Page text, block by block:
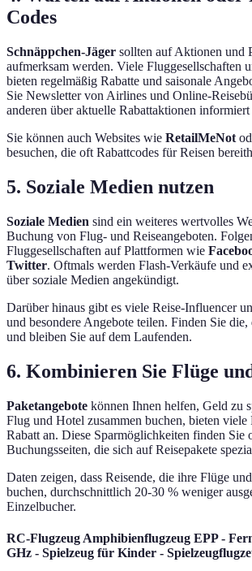
Codes
Schnäppchen-Jäger sollten auf Aktionen und
aufmerksam werden. Viele Fluggesellschaften
bieten regelmäßig Rabatte und saisonale
Sie Newsletter von Airlines und Online-
anderen über aktuelle Rabattaktionen
Sie können auch Websites wie RetailMeNot
besuchen, die oft Rabattcodes für Reisen
5. Soziale Medien nutzen
Soziale Medien sind ein weiteres wertvolles
Buchung von Flug- und Reiseangeboten.
Fluggesellschaften auf Plattformen wie
Twitter. Oftmals werden Flash-Verkäufe und
über soziale Medien angekündigt.
Darüber hinaus gibt es viele Reise-Influencer
und besondere Angebote teilen. Finden Sie
und bleiben Sie auf dem Laufenden.
6. Kombinieren Sie Flüge
Paketangebote können Ihnen helfen, Geld zu
Flug und Hotel zusammen buchen, bieten viele
Rabatt an. Diese Sparmöglichkeiten finden Sie
Buchungsseiten, die sich auf Reisepakete
Daten zeigen, dass Reisende, die ihre Flüge
buchen, durchschnittlich 20-30 % weniger
Einzelbucher.
RC-Flugzeug Amphibienflugzeug EPP -
GHz - Spielzeug für Kinder -